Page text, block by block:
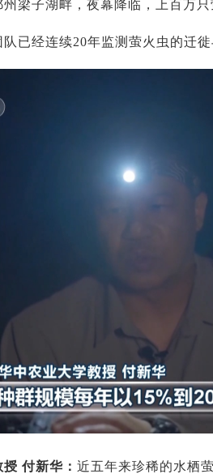
梁子湖畔，夜幕降临，上百万
已经连续20年监测萤火虫的迁徙
付新华： 近五年来珍稀的水栖